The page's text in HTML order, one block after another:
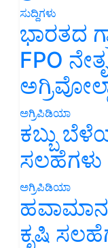
ಸುದ್ದಿಗಳು
ಭಾರತದ
FPO
ಅಗ್ರಿಪಿಡಿಯಾ
ಕಬ್ಬು
ಸಲಹೆಗಳು
ಅಗ್ರಿಪಿಡಿಯಾ
ಹವಾಮಾನ
ಕೃಷಿ